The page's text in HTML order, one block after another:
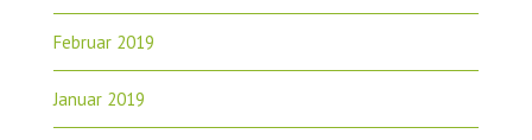
Februar 2019
Januar 2019